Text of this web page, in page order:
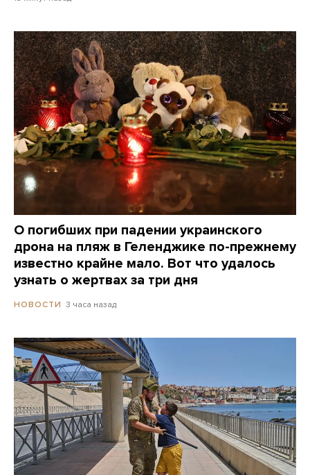
О погибших при падении украинского
дрона на пляж в Геленджике по-прежнему
известно крайне мало. Вот что удалось
узнать о жертвах за три дня
НОВОСТИ 3 часа назад